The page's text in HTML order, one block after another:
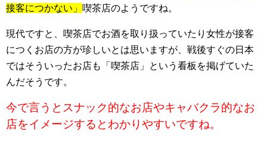
接客につかない」 喫茶店のようですね。
現代ですと、喫茶店でお酒を取り扱っていたり女性が接客
につくお店の方が珍しいとは思いますが、戦後すぐの日本
ではそういったお店も「喫茶店」という看板を掲げていた
んだそうです。
今で言うとスナック的なお店やキャバクラ的なお
店をイメージするとわかりやすいですね。